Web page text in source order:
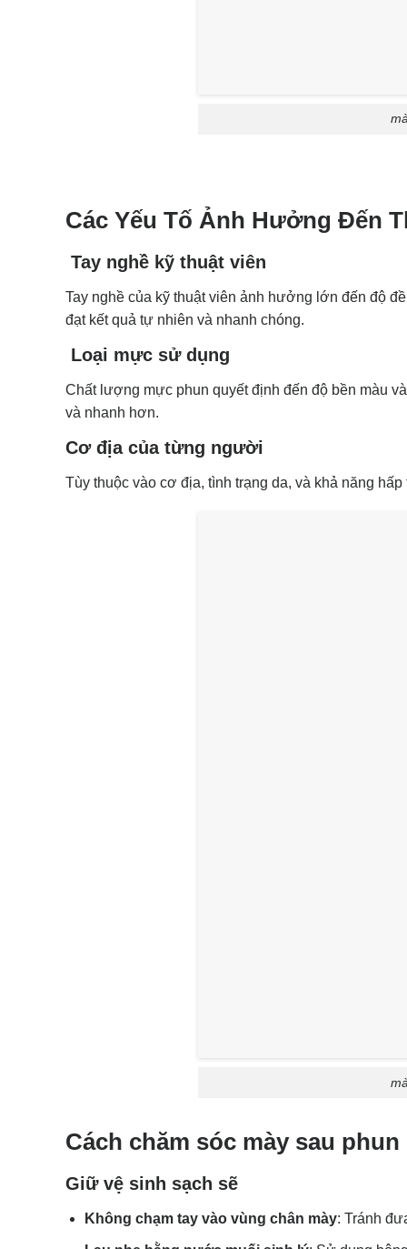
Các Yếu Tố Ảnh Hưởng Đến
Tay nghề kỹ thuật viên
Tay nghề của kỹ thuật viên ảnh hưởng lớn đến độ
đạt kết quả tự nhiên và nhanh chóng.
Loại mực sử dụng
Chất lượng mực phun quyết định đến độ bền màu
và nhanh hơn.
Cơ địa của từng người
Tùy thuộc vào cơ địa, tình trạng da, và khả năng
Cách chăm sóc mày sau
Giữ vệ sinh sạch sẽ
Không chạm tay vào vùng chân mày: Tránh